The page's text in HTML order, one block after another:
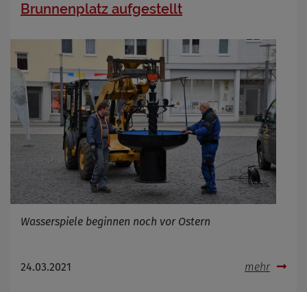
Brunnenplatz aufgestellt
Wasserspiele beginnen noch vor Ostern
24.03.2021 mehr